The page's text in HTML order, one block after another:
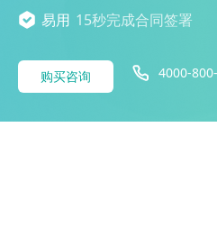
易用 15秒完成合同签署
购买咨询 4000-